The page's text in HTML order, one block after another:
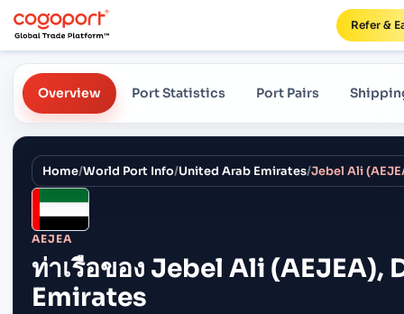
Refer &
Overview Port Statistics Port Pairs
Home/World Port Info/United Arab Emirates/Jebel Ali
AEJEA
ท่าเรือของ Jebel Ali (AEJEA),
Emirates